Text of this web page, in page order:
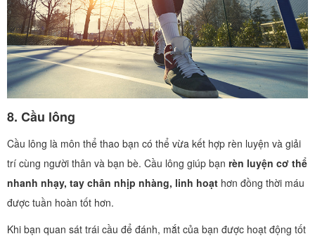
8. Cầu lông
Cầu lông là môn thể thao bạn có thể vừa kết hợp rèn luyện và giải
trí cùng người thân và bạn bè. Cầu lông giúp bạn rèn luyện cơ thể
nhanh nhạy, tay chân nhịp nhàng, linh hoạt hơn đồng thời máu
được tuần hoàn tốt hơn.
Khi bạn quan sát trái cầu để đánh, mắt của bạn được hoạt động tốt